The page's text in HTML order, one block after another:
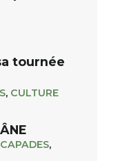
tournée
, CULTURE
,